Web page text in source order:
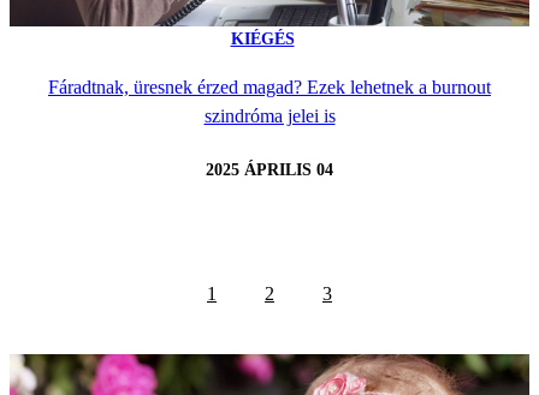
KIÉGÉS
Fáradtnak, üresnek érzed magad? Ezek lehetnek a burnout
szindróma jelei is
2025 ÁPRILIS 04
1 2 3